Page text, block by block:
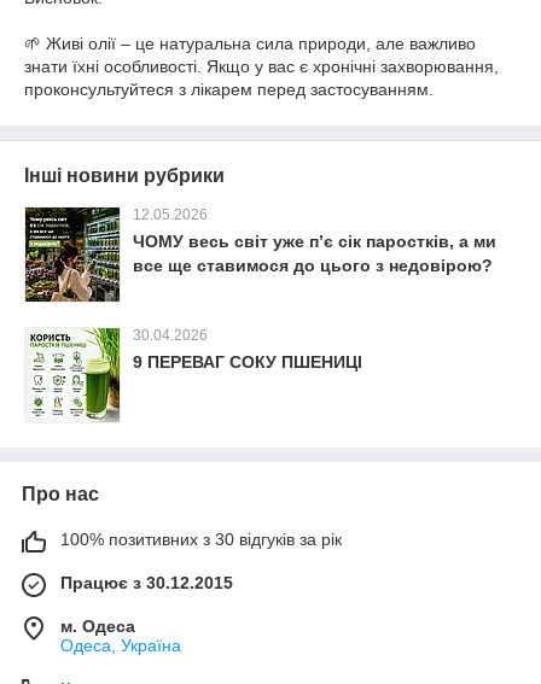
🌱 Живі олії – це натуральна сила природи, але важливо
знати їхні особливості. Якщо у вас є хронічні захворювання,
проконсультуйтеся з лікарем перед застосуванням.
Інші новини рубрики
12.05.2026
ЧОМУ весь світ уже п’є сік паростків, а ми
все ще ставимося до цього з недовірою?
30.04.2026
9 ПЕРЕВАГ СОКУ ПШЕНИЦІ
Про нас
100% позитивних з 30 відгуків за рік
Працює з 30.12.2015
м. Одеса
Одеса, Україна